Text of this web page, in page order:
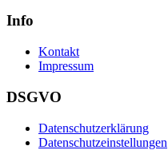
Info
Kontakt
Impressum
DSGVO
Datenschutzerklärung
Datenschutzeinstellungen